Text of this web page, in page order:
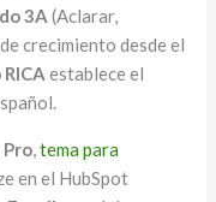
3A (Aclarar,
crecimiento desde el
establece el
Pro,tema para
en el HubSpot